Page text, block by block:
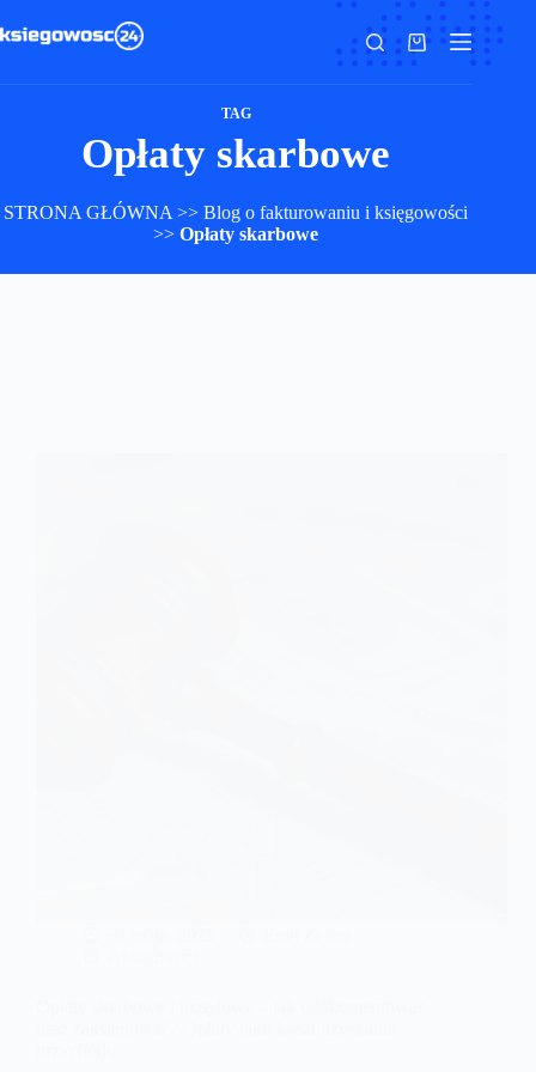
do
Koszyk
TAG
Opłaty skarbowe
STRONA GŁÓWNA >>Blog o fakturowaniu i księgowości
>>Opłaty skarbowe